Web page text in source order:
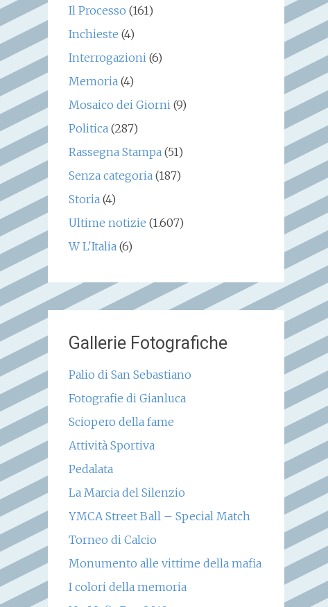
Il Processo (161)
Inchieste (4)
Interrogazioni(6)
Memoria(4)
Mosaico dei Giorni(9)
Politica(287)
Rassegna Stampa(51)
Senza categoria(187)
Storia(4)
Ultime notizie (1.607)
W L'Italia(6)
Gallerie Fotografiche
Palio di San Sebastiano
Fotografie di Gianluca
Sciopero della fame
Attività Sportiva
Pedalata
La Marcia del Silenzio
YMCA Street Ball – Special Match
Torneo di Calcio
Monumento alle vittime della mafia
I colori della memoria